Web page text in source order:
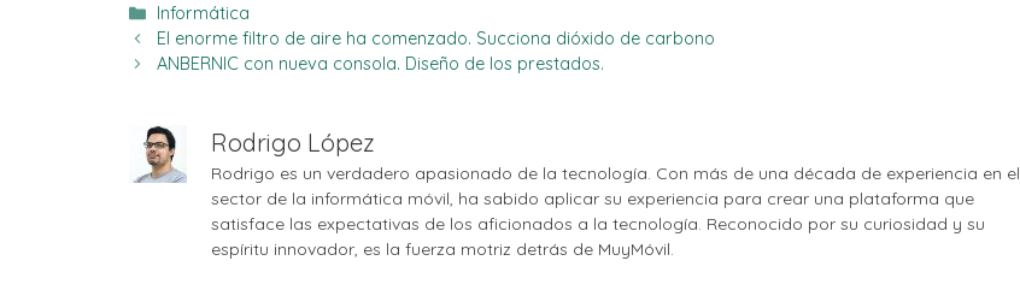
Categorías
Informática
El enorme filtro de aire ha comenzado. Succiona dióxido de carbono
ANBERNIC con nueva consola. Diseño de los prestados.
Rodrigo López
Rodrigo es un verdadero apasionado de la tecnología. Con más de una década de experiencia en el
sector de la informática móvil, ha sabido aplicar su experiencia para crear una plataforma que
satisface las expectativas de los aficionados a la tecnología. Reconocido por su curiosidad y su
espíritu innovador, es la fuerza motriz detrás de MuyMóvil.